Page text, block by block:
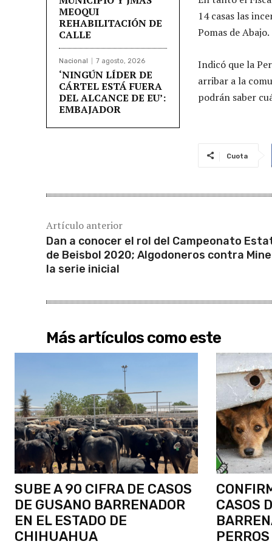
MEOQUI
REHABILITACIÓN DE
CALLE
Nacional 7 agosto, 2026
‘NINGÚN LÍDER DE
CÁRTEL ESTÁ FUERA
DEL ALCANCE DE EU’:
EMBAJADOR
14 casas las
Pomas de Abajo.
Indicó que la
arribar a la
podrán saber
Cuota
Artículo anterior
Dan a conocer el rol del Campeonato
de Beisbol 2020; Algodoneros contra
la serie inicial
Más artículos como este
SUBE A 90 CIFRA DE CASOS
DE GUSANO BARRENADOR
EN EL ESTADO DE
CHIHUAHUA
CASOS